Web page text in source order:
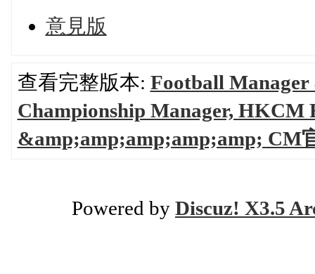
意見版
查看完整版本: Football
Championship Manager, HKCM
&amp;amp;amp;amp;amp; CM
Powered by Discuz! X3.5